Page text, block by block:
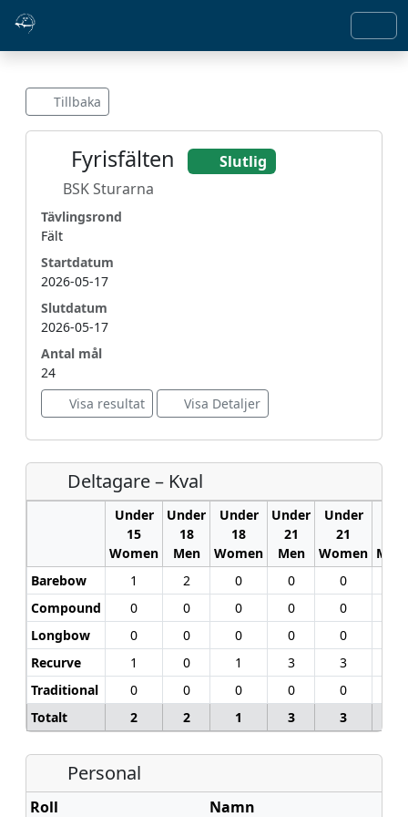
Tillbaka
Fyrisfälten
Slutlig
BSK Sturarna
Tävlingsrond
Fält
Startdatum
2026-05-17
Slutdatum
2026-05-17
Antal mål
24
Visa resultat
Visa Detaljer
Deltagare – Kval
Under
15
Women
Under
18
Men
Under
18
Women
Under
21
Men
Under
21
Women Men
Barebow
1 2 0 0 0
Compound
0 0 0 0 0
Longbow
0 0 0 0 0
Recurve
1 0 1 3 3
Traditional
0 0 0 0 0
Totalt
2 2 1 3 3
Personal
Roll Namn